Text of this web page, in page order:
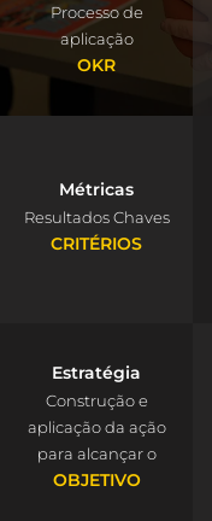
Processo de
aplicação
OKR
Métricas
Resultados Chaves
CRITÉRIOS
Estratégia
Construção e
aplicação da ação
para alcançar o
OBJETIVO